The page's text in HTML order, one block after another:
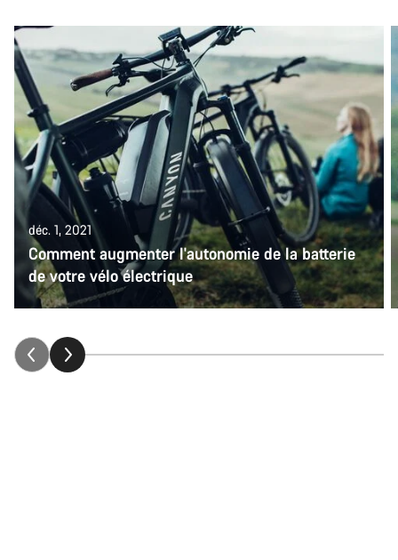
déc. 1, 2021
Comment augmenter l'autonomie de la batterie
de votre vélo électrique